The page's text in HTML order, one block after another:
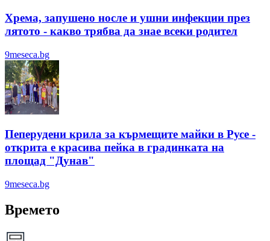
Хрема, запушено носле и ушни инфекции през
лятотo - какво трябва да знае всеки родител
9meseca.bg
Пеперудени крила за кърмещите майки в Русе -
открита е красива пейка в градинката на
площад "Дунав"
9meseca.bg
Времето